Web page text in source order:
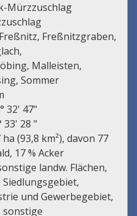
Mürzzuschlag
Freßnitzgraben,
Malleisten,
Sommer
32' 47"
33' 28 "
ha (93,8 km²), davon 77
17 % Acker
landw. Flächen,
Siedlungsgebiet,
und Gewerbegebiet,
sonstige